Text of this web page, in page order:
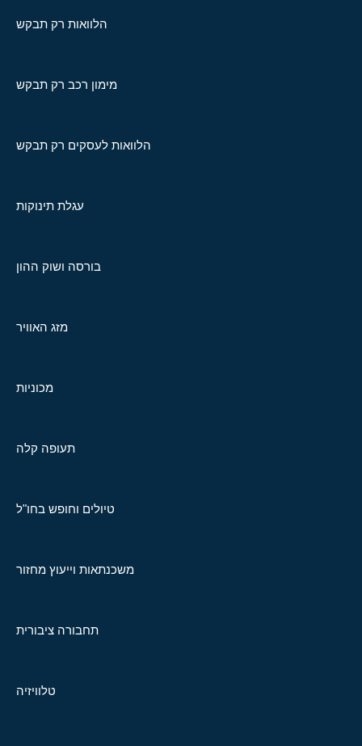
הלוואות רק תבקש
מימון רכב רק תבקש
הלוואות לעסקים רק תבקש
עגלת תינוקות
בורסה ושוק ההון
מזג האוויר
מכוניות
תעופה קלה
טיולים וחופש בחו"ל
משכנתאות וייעוץ מחזור
תחבורה ציבורית
טלוויזיה